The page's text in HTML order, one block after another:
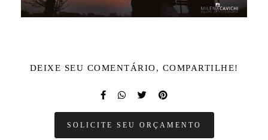
DEIXE SEU COMENTÁRIO, COMPARTILHE!
SOLICITE SEU ORÇAMENTO